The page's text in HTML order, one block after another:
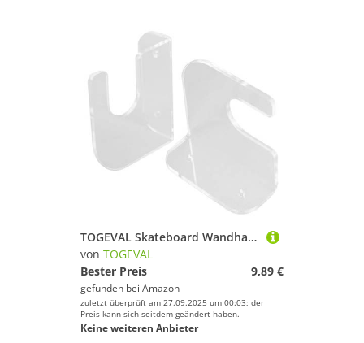
TOGEVAL Skateboard Wandhalterung Transparent Acryl Stabiler Wandhalter Skateboard Halter für Platzsparende Wandmontage Inklusive Schrauben für Sicheren Halt und Schutz Decks
von TOGEVAL
Bester Preis
9,89 €
gefunden bei Amazon
zuletzt überprüft am 27.09.2025 um 00:03; der
Preis kann sich seitdem geändert haben.
Keine weiteren Anbieter